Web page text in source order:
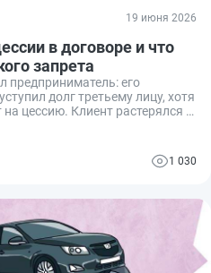
19 июня 2026
в договоре и что
запрета
предприниматель: его
долг третьему лицу, хотя
цессию. Клиент растерялся —
объяснять, как правильно
избежать таких ошибок в
как оформить запрет
1 030